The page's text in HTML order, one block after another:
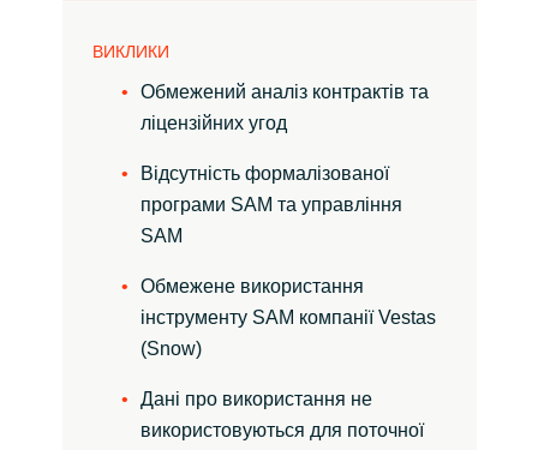
Poland
Qatar
ВИКЛИКИ
Обмежений аналіз контрактів та
ліцензійних угод
Відсутність формалізованої
програми SAM та управління
SAM
Обмежене використання
інструменту SAM компанії Vestas
(Snow)
Дані про використання не
використовуються для поточної